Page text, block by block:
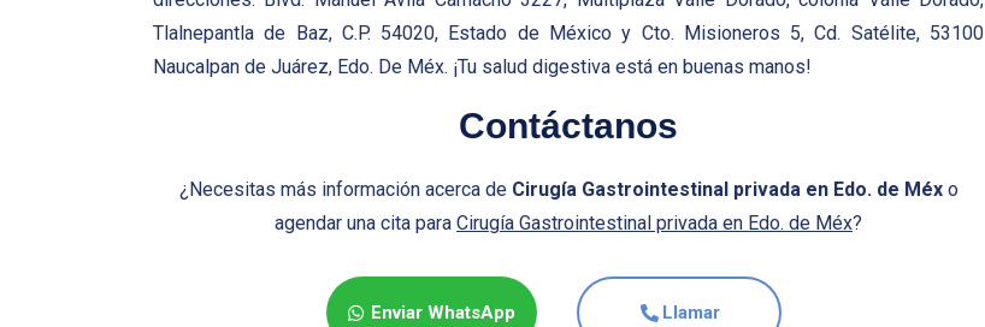
Tlalnepantla de Baz, C.P. 54020, Estado de México y Cto. Misioneros 5, Cd. Satélite, 53100
Naucalpan de Juárez, Edo. De Méx. ¡Tu salud digestiva está en buenas manos!
Contáctanos
¿Necesitas más información acerca de Cirugía Gastrointestinal privada en Edo. de Méxo
agendar una cita para Cirugía Gastrointestinal privada en Edo. de Méx?
Enviar WhatsApp Llamar